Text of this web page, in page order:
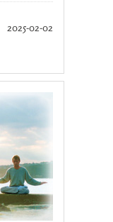
2025-02-02